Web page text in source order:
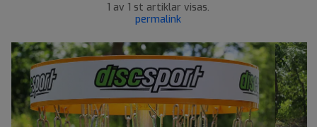
1 av 1 st artiklar visas.
permalink